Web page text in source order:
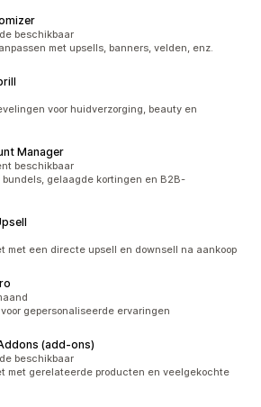
beschikbaar
met upsells, banners, velden, enz.
voor huidverzorging, beauty en
Manager
beschikbaar
bundels, gelaagde kortingen en B2B-
met een directe upsell en downsell na aankoop
voor gepersonaliseerde ervaringen
(add‑ons)
beschikbaar
met gerelateerde producten en veelgekochte